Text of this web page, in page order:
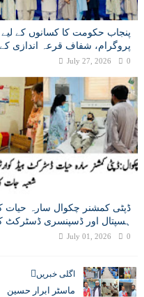
پنجاب حکومت کا کسانوں کے لیے
پروگرام، شفاف قرعہ اندازی
July 27, 2026 0
ڈپٹی کمشنر چکوال سارہ حیات
ہسپتال اور ڈسپنسری ڈسٹرکٹ
July 01, 2026 0
اگلی خبریں
ماسٹر ابرار حسین